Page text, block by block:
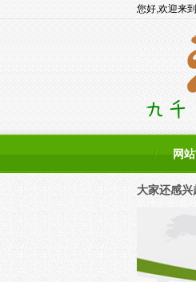
网
您好,欢迎来
大家还感兴